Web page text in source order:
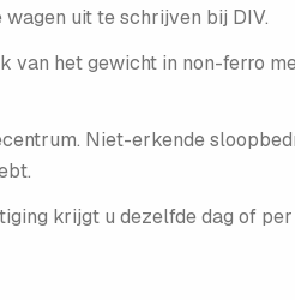
uit te schrijven bij DIV.
het gewicht in non-ferro
Niet-erkende
krijgt u dezelfde dag of